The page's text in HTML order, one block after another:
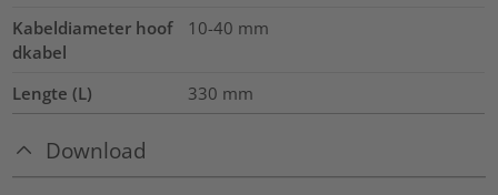
Kabeldiameter hoof
dkabel
10-40 mm
Lengte (L) 330 mm
Download